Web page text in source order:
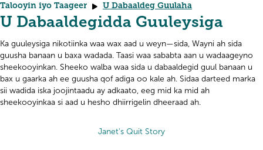
Talooyin iyo Taageer U Dabaaldeg Guulaha
U Dabaaldegidda Guuleysiga
Ka guuleysiga nikotiinka waa wax aad u weyn—sida, Wayni ah sida
guusha banaan u baxa wadada. Taasi waa sababta aan u wadaageyno
sheekooyinkan. Sheeko walba waa sida u dabaaldegid guul banaan u
bax u gaarka ah ee guusha qof adiga oo kale ah. Sidaa darteed marka
sii wadida iska joojintaadu ay adkaato, eeg mid ka mid ah
sheekooyinkaa si aad u hesho dhiirrigelin dheeraad ah.
Janet's Quit Story